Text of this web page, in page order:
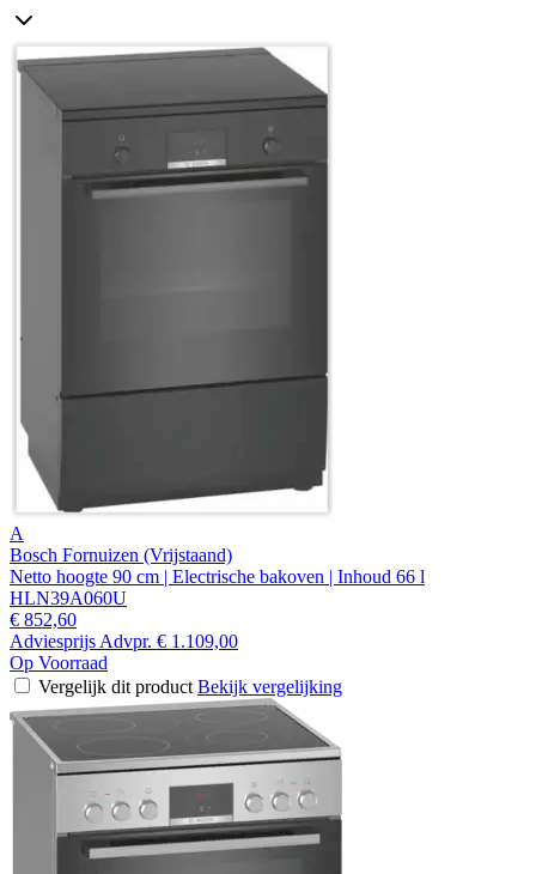
A
Bosch Fornuizen (Vrijstaand)
Netto hoogte 90 cm | Electrische bakoven | Inhoud 66 l
HLN39A060U
€ 852,60
Adviesprijs Advpr. € 1.109,00
Op Voorraad
Vergelijk dit product Bekijk vergelijking